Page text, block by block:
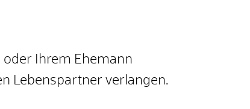
oder Ihrem Ehemann
Lebenspartner verlangen.